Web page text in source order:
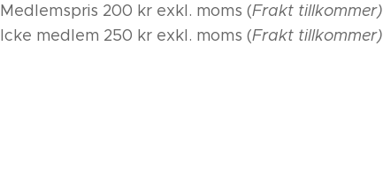
Medlemspris 200 kr exkl. moms (Frakt tillkommer)
Icke medlem 250 kr exkl. moms (Frakt tillkommer)